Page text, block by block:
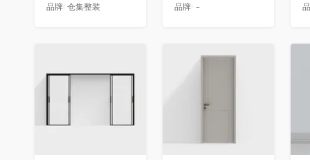
品牌: 仓集整装 品牌: -
收藏